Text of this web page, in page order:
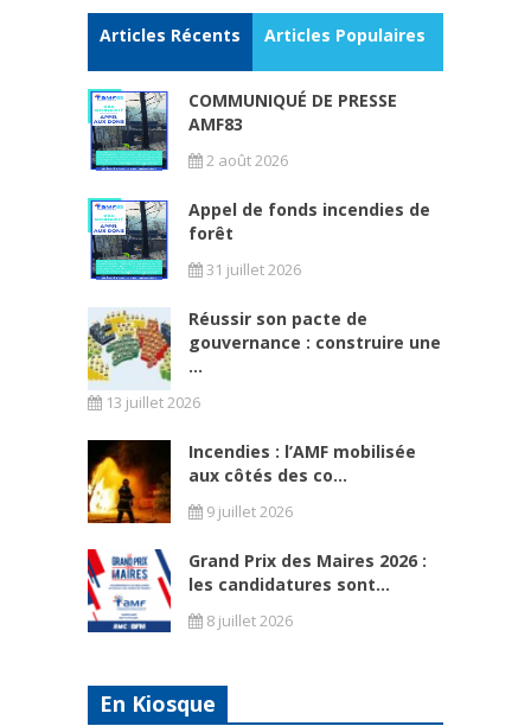
Articles Récents Articles Populaires
COMMUNIQUÉ DE PRESSE
AMF83
2 août 2026
Appel de fonds incendies de
forêt
31 juillet 2026
Réussir son pacte de
gouvernance : construire une
...
13 juillet 2026
Incendies : l’AMF mobilisée
aux côtés des co...
9 juillet 2026
Grand Prix des Maires 2026 :
les candidatures sont...
8 juillet 2026
En Kiosque